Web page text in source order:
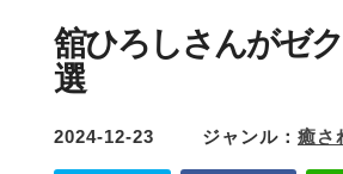
舘ひろしさんがゼ
選
2024-12-23 ジャンル： 癒さ